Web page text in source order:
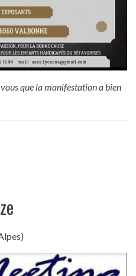
que la manifestation a bien